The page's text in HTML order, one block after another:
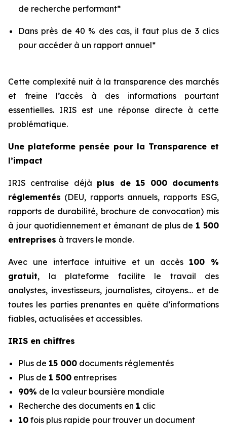
de recherche performant*
Dans près de 40 % des cas, il faut plus de 3 clics
pour accéder à un rapport annuel*
Cette complexité nuit à la transparence des marchés
et freine l’accès à des informations pourtant
essentielles. IRIS est une réponse directe à cette
problématique.
Une plateforme pensée pour la Transparence et
l’impact
IRIS centralise déjà plus de 15 000 documents
réglementés (DEU, rapports annuels, rapports ESG,
rapports de durabilité, brochure de convocation) mis
à jour quotidiennement et émanant de plus de 1 500
entreprises à travers le monde.
Avec une interface intuitive et un accès 100 %
gratuit, la plateforme facilite le travail des
analystes, investisseurs, journalistes, citoyens… et de
toutes les parties prenantes en quête d’informations
fiables, actualisées et accessibles.
IRIS en chiffres
Plus de 15 000 documents réglementés
Plus de 1 500 entreprises
90% de la valeur boursière mondiale
Recherche des documents en 1 clic
10 fois plus rapide pour trouver un document